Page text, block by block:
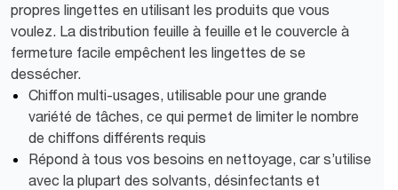
propres lingettes en utilisant les produits que vous
voulez. La distribution feuille à feuille et le couvercle à
fermeture facile empêchent les lingettes de se
dessécher.
Chiffon multi-usages, utilisable pour une grande
variété de tâches, ce qui permet de limiter le nombre
de chiffons différents requis
Répond à tous vos besoins en nettoyage, car s’utilise
avec la plupart des solvants, désinfectants et